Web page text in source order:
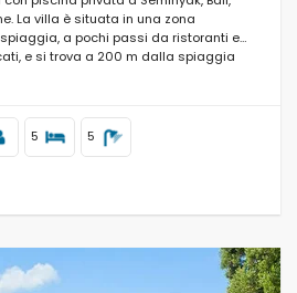
La villa è situata in una zona
a pochi passi da ristoranti e
e si trova a 200 m dalla spiaggia
5 5